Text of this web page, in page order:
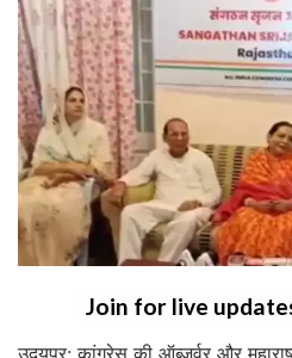
Join for live
उदयपुर: कांग्रेस की ऑब्जर्वर और